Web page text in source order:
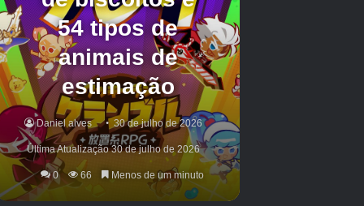
objetivos para passar para o Setor 03:
Pegue o bonde para o MPA.
Conecte a Terra da Torre de Comunicações fazendo o
seguinte:
Vá em direção à Torre de Comunicação pelo Bloco 01
e Bloco 02.
Destranque o enorme portão (ou tente).